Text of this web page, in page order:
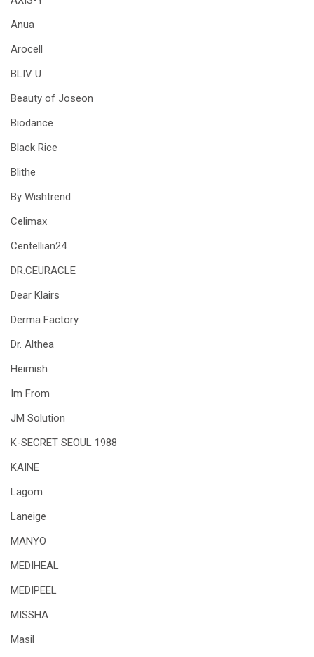
Anua
Arocell
BLIV U
Beauty of Joseon
Biodance
Black Rice
Blithe
By Wishtrend
Celimax
Centellian24
DR.CEURACLE
Dear Klairs
Derma Factory
Dr. Althea
Heimish
Im From
JM Solution
K-SECRET SEOUL 1988
KAINE
Lagom
Laneige
MANYO
MEDIHEAL
MEDIPEEL
MISSHA
Masil